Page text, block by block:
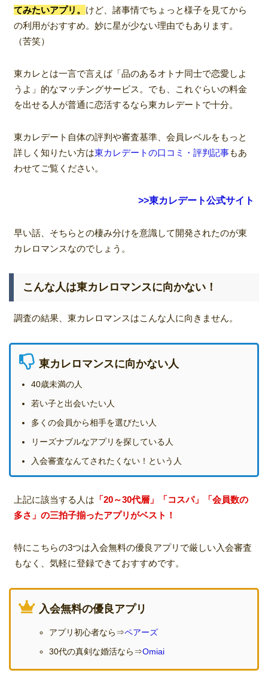
てみたいアプリ。 けど、諸事情でちょっと様子を見てから
の利用がおすすめ。妙に星が少ない理由でもあります。
（苦笑）
東カレとは一言で言えば「品のあるオトナ同士で恋愛しよ
うよ」的なマッチングサービス。でも、これぐらいの料金
を出せる人が普通に恋活するなら東カレデートで十分。
東カレデート自体の評判や審査基準、会員レベルをもっと
詳しく知りたい方は東カレデートの口コミ・評判記事もあ
わせてご覧ください。
>>東カレデート公式サイト
早い話、そちらとの棲み分けを意識して開発されたのが東
カレロマンスなのでしょう。
こんな人は東カレロマンスに向かない！
調査の結果、東カレロマンスはこんな人に向きません。
東カレロマンスに向かない人
40歳未満の人
若い子と出会いたい人
多くの会員から相手を選びたい人
リーズナブルなアプリを探している人
入会審査なんてされたくない！という人
上記に該当する人は 「20～30代層」「コスパ」「会員数の
多さ」の三拍子揃ったアプリがベスト！
特にこちらの3つは入会無料の優良アプリで厳しい入会審査
もなく、気軽に登録できておすすめです。
入会無料の優良アプリ
アプリ初心者なら⇒ペアーズ
30代の真剣な婚活なら⇒Omiai